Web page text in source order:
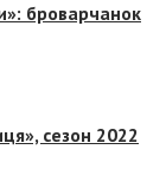
броварчанок
сезон 2022